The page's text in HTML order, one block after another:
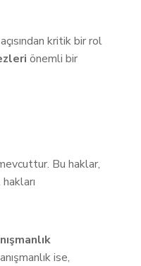
kritik bir rol
önemli bir
Bu haklar,
ise,